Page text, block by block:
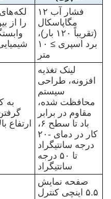
فشار آب ۱۲
مگاپاسکال
(تقریباً ۱۲۰ بار)،
برد اسپری ≥ ۱۰
متر
را از
لینک تغذیه
افزونه، طراحی
سیستم
محافظت شده،
مقاوم در برابر
باد تا سطح ۶،
کار در دمای -۲۰
درجه سانتیگراد
تا ۵۰ درجه
سانتیگراد
به
ارتفاع
صفحه نمایش
۵.۵ اینچی کنترل